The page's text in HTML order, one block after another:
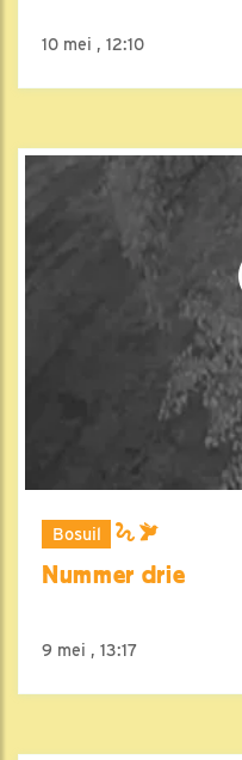
10 mei , 12:10
Bosuil
Nummer drie
9 mei , 13:17